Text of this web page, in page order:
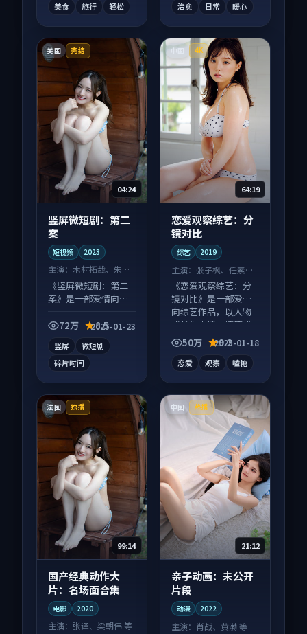
美食 旅行 轻松 治愈 日常 暖心
美国 完结
04:24
竖屏微短剧：第二
案
短视频 2023
主演： 木村拓哉、朱一
龙 等
《竖屏微短剧：第二
案》是一部爱情向短
信息量大，适合沉浸
72万 8.5
2025-01-23
竖屏
微短剧
碎片时间
中国 4K
64:19
恋爱观察综艺：分
镜对比
综艺 2019
主演： 张子枫、任素汐
等
《恋爱观察综艺：分
镜对比》是一部爱情
向综艺作品，以人物
成长为内核，情感戏
份扎实。
50万 9.2
2025-01-18
恋爱 观察 嗑糖
法国 独播
99:14
国产经典动作大
片：名场面合集
电影 2020
主演： 张译、梁朝伟 等
中国 热播
21:12
亲子动画：未公开
片段
动漫 2022
主演： 肖战、黄渤 等